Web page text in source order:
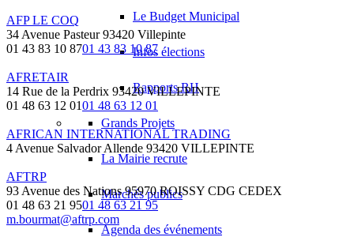
Le Budget Municipal
Infos élections
Rapports RH
Grands Projets
La Mairie recrute
Marchés publics
Agenda des événements
AFP LE COQ
34 Avenue Pasteur 93420 Villepinte
01 43 83 10 8701 43 83 10 87
AFRETAIR
14 Rue de la Perdrix 93420 VILLEPINTE
01 48 63 12 0101 48 63 12 01
AFRICAN INTERNATIONAL TRADING
4 Avenue Salvador Allende 93420 VILLEPINTE
AFTRP
93 Avenue des Nations 95970 ROISSY CDG CEDEX
01 48 63 21 9501 48 63 21 95
m.bourmat@aftrp.com